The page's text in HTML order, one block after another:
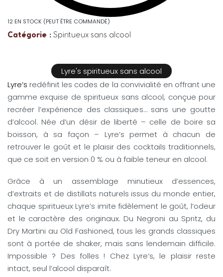
12 EN STOCK (PEUT ÊTRE COMMANDÉ)
Catégorie : Spiritueux sans alcool
Lyre's spiritueux sans alcool
Lyre’s redéfinit les codes de la convivialité en offrant une
gamme exquise de spiritueux sans alcool, conçue pour
recréer l’expérience des classiques… sans une goutte
d’alcool. Née d’un désir de liberté – celle de boire sa
boisson, à sa façon – Lyre’s permet à chacun de
retrouver le goût et le plaisir des cocktails traditionnels,
que ce soit en version 0 % ou à faible teneur en alcool.
Grâce à un assemblage minutieux d’essences,
d’extraits et de distillats naturels issus du monde entier,
chaque spiritueux Lyre’s imite fidèlement le goût, l’odeur
et le caractère des originaux. Du Negroni au Spritz, du
Dry Martini au Old Fashioned, tous les grands classiques
sont à portée de shaker, mais sans lendemain difficile.
Impossible ? Des folles ! Chez Lyre’s, le plaisir reste
intact, seul l’alcool disparaît.